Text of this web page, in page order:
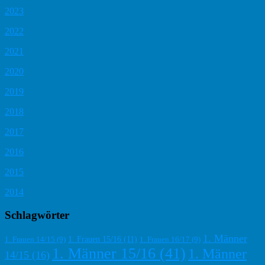
2023
2022
2021
2020
2019
2018
2017
2016
2015
2014
Schlagwörter
1. Frauen 14/15 (9) 1. Frauen 15/16 (11) 1. Frauen 16/17 (9) 1. Männer
14/15 (16) 1. Männer 15/16 (41) 1. Männer